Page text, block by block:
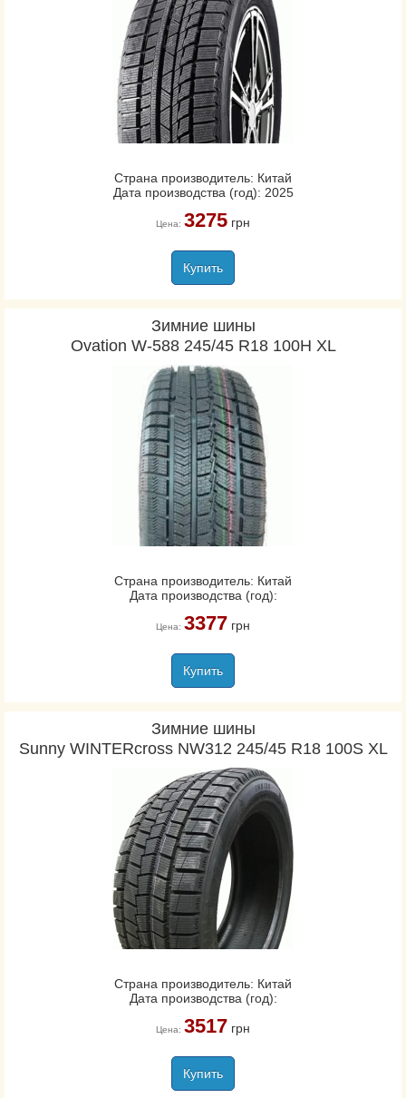
Страна производитель: Китай
Дата производства (год): 2025
Цена: 3275грн
Купить
Зимние шины
Ovation W-588 245/45 R18 100H XL
Страна производитель: Китай
Дата производства (год):
Цена: 3377грн
Купить
Зимние шины
Sunny WINTERcross NW312 245/45 R18 100S XL
Страна производитель: Китай
Дата производства (год):
Цена: 3517грн
Купить